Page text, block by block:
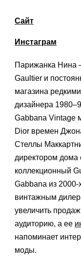
Сайт
Инстаграм
Парижанка Нина
Gaultier и
магазина
дизайнера
Gabbana Vintage
Dior времен
Стеллы
директором дома
коллекционный
Gabbana из 2000-
винтажным
увеличить
аудиторию, а ее
напоминает
моды.